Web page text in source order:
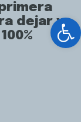
dejar y